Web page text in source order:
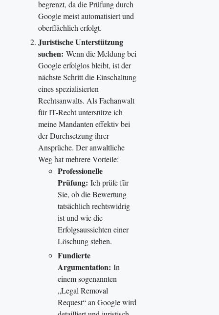
begrenzt, da die Prüfung durch
Google meist automatisiert und
oberflächlich erfolgt.
Juristische Unterstützung
suchen: Wenn die Meldung bei
Google erfolglos bleibt, ist der
nächste Schritt die Einschaltung
eines spezialisierten
Rechtsanwalts. Als Fachanwalt
für IT-Recht unterstütze ich
meine Mandanten effektiv bei
der Durchsetzung ihrer
Ansprüche. Der anwaltliche
Weg hat mehrere Vorteile:
Professionelle
Prüfung: Ich prüfe für
Sie, ob die Bewertung
tatsächlich rechtswidrig
ist und wie die
Erfolgsaussichten einer
Löschung stehen.
Fundierte
Argumentation: In
einem sogenannten
„Legal Removal
Request“ an Google wird